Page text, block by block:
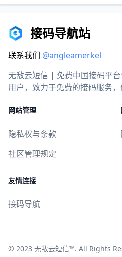
接码导航站
联系我们 @angleamerkel
无敌云短信 | 免费中国接码平
用户，致力于免费的接码服务，
网站管理
隐私权与条款
社区管理规定
友情连接
接码导航
© 2023 无敌云短信™. All Rights